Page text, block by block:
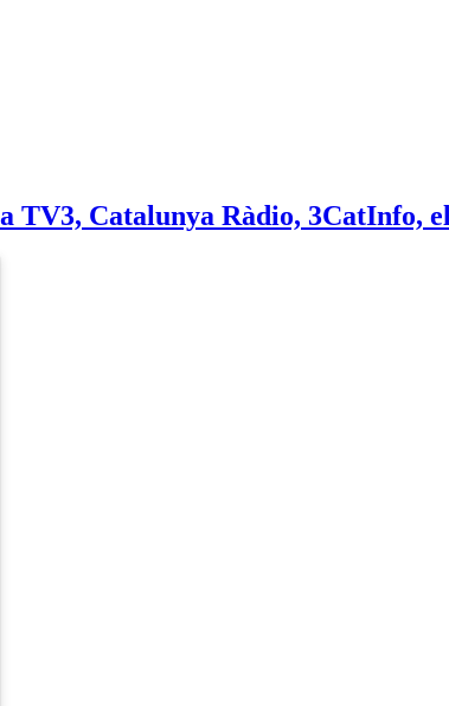
TV3, Catalunya Ràdio, 3CatInfo,